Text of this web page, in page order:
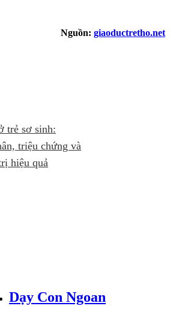
Nguồn: giaoductretho.net
trẻ sơ sinh:
triệu chứng và
hiệu quả
Dạy Con Ngoan